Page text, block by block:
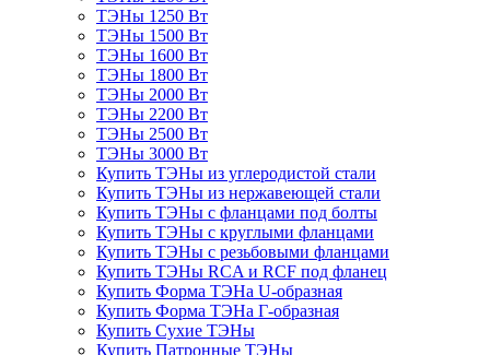
ТЭНы 1250 Вт
ТЭНы 1500 Вт
ТЭНы 1600 Вт
ТЭНы 1800 Вт
ТЭНы 2000 Вт
ТЭНы 2200 Вт
ТЭНы 2500 Вт
ТЭНы 3000 Вт
Купить ТЭНы из углеродистой стали
Купить ТЭНы из нержавеющей стали
Купить ТЭНы с фланцами под болты
Купить ТЭНы с круглыми фланцами
Купить ТЭНы с резьбовыми фланцами
Купить ТЭНы RCA и RCF под фланец
Купить Форма ТЭНа U-образная
Купить Форма ТЭНа Г-образная
Купить Сухие ТЭНы
Купить Патронные ТЭНы